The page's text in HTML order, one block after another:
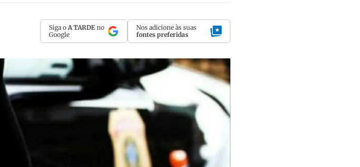
Siga o A TARDE no
Google
Nos adicione às suas
fontes preferidas